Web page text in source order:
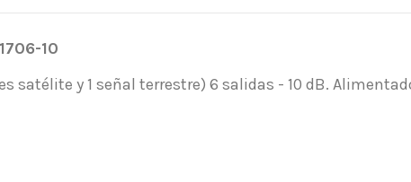
10
satélite y 1 señal terrestre) 6 salidas - 10 dB.